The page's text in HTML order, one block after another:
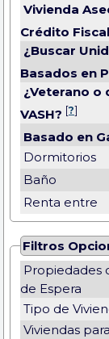
Vivienda
Crédito
¿Buscar
Basados en
¿Veterano o
VASH? [?]
Basado en
Dormitorios
Baño
Renta entre
Filtros
Propiedades
de Espera
Tipo de
Viviendas para